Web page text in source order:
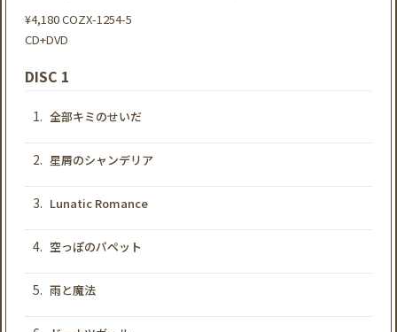
¥4,180COZX-1254-5
CD+DVD
DISC 1
1. 全部キミのせいだ
2. 星屑のシャンデリア
3. Lunatic Romance
4. 空っぽのパペット
5. 雨と魔法